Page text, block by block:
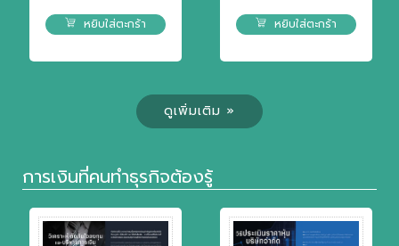
หยิบใส่ตะกร้า หยิบใส่ตะกร้า
ดูเพิ่มเติม »
การเงินที่คนทำธุรกิจต้องรู้